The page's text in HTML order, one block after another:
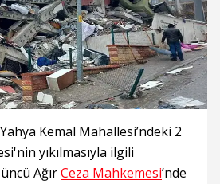
Kemal Mahallesi’ndeki 2
yıkılmasıyla ilgili
AğırCeza Mahkemesi’nde